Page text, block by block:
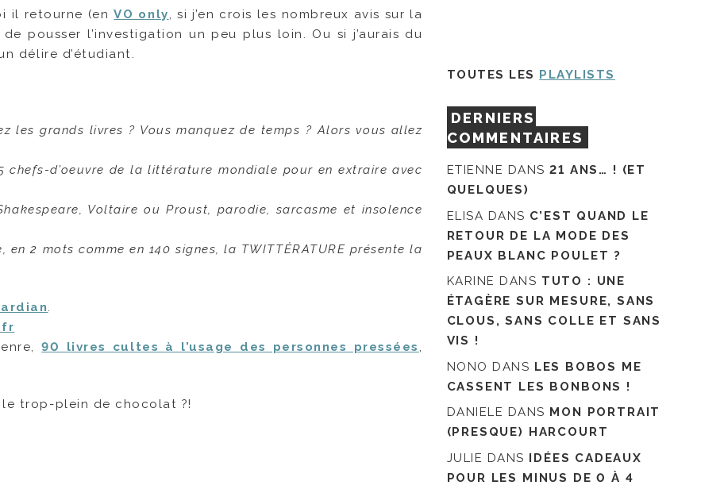
il retourne (enVO only, si j’en crois les nombreux avis sur la
pousser l’investigation un peu plus loin. Ou si j’aurais du
délire d’étudiant.
les grands livres ? Vous manquez de temps ? Alors vous allez
chefs-d’oeuvre de la littérature mondiale pour en extraire avec
Voltaire ou Proust, parodie, sarcasme et insolence
2 mots comme en 140 signes, la TWITTÉRATURE présente la
90 livres cultes à l’usage des personnes pressées
le trop-plein de chocolat ?!
TOUTES LES PLAYLISTS
DERNIERS
COMMENTAIRES
ETIENNE DANS21 ANS… ! (ET
QUELQUES)
ELISA DANS C’EST QUAND LE
RETOUR DE LA MODE DES
PEAUX BLANC POULET ?
KARINE DANS TUTO : UNE
ÉTAGÈRE SUR MESURE, SANS
CLOUS, SANS COLLE ET SANS
VIS !
NONO DANS LES BOBOS ME
CASSENT LES BONBONS !
DANIELE DANS MON PORTRAIT
(PRESQUE) HARCOURT
JULIE DANS IDÉES CADEAUX
POUR LES MINUS DE 0 À 4